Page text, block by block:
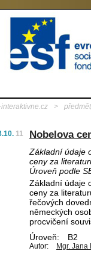
>
11 Nobelova
Základní údaje
ceny za
Úroveň podle
Základní údaje
ceny za
řečových
německých
procvičení
Úroveň:
B2
Autor: Mgr. Jana